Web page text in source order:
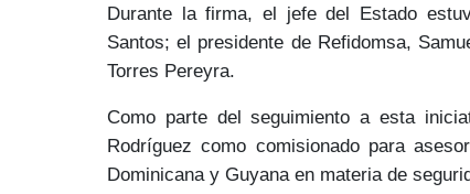
Durante la firma, el jefe del Estado
Santos; el presidente de Refidomsa,
Torres Pereyra.
Como parte del seguimiento a esta
Rodríguez como comisionado para
Dominicana y Guyana en materia de